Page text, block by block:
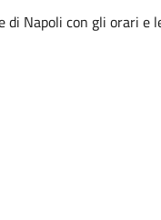
Napoli con gli orari e